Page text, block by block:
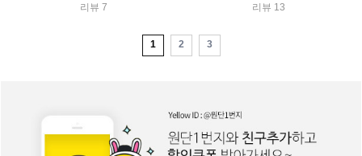
리뷰 7 리뷰 13
1 2 3